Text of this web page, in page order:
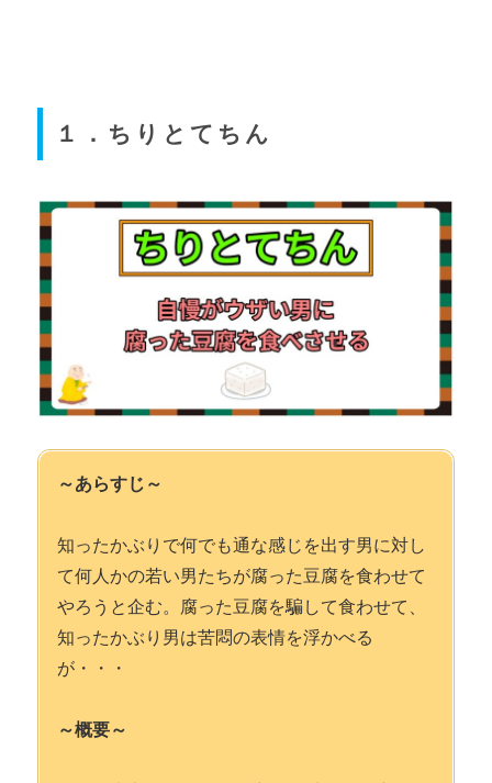
１．ちりとてちん
～あらすじ～
知ったかぶりで何でも通な感じを出す男に対し
て何人かの若い男たちが腐った豆腐を食わせて
やろうと企む。腐った豆腐を騙して食わせて、
知ったかぶり男は苦悶の表情を浮かべる
が・・・
～概要～